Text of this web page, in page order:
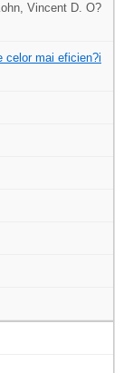
Vincent D. O?
celor mai eficien?i